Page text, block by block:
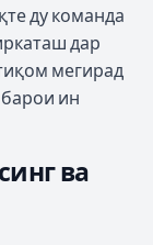
ду команда
дар
мегирад
ин
ва